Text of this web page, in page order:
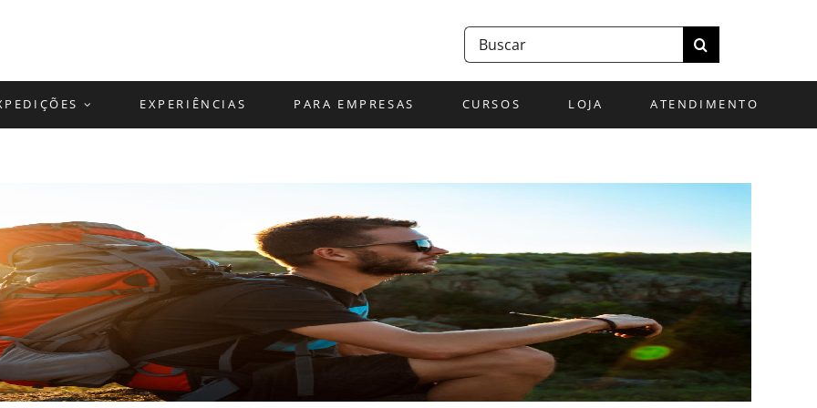
Buscar
resultados
EXPERIÊNCIAS PARA EMPRESAS CURSOS LOJA ATENDIMENTO